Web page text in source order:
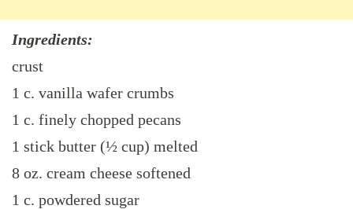
Ingredients:
crust
1 c. vanilla wafer crumbs
1 c. finely chopped pecans
1 stick butter (½ cup) melted
8 oz. cream cheese softened
1 c. powdered sugar